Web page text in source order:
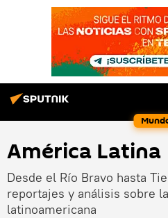
América Latina
Desde el Río Bravo hasta
reportajes y análisis sobre
latinoamericana